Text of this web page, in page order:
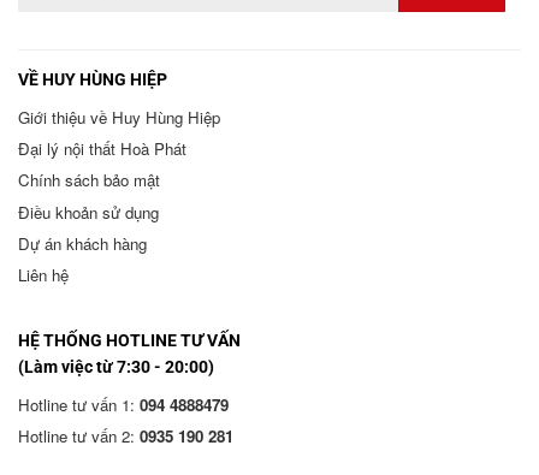
VỀ HUY HÙNG HIỆP
Giới thiệu về Huy Hùng Hiệp
Đại lý nội thất Hoà Phát
Chính sách bảo mật
Điều khoản sử dụng
Dự án khách hàng
Liên hệ
HỆ THỐNG HOTLINE TƯ VẤN
(Làm việc từ 7:30 - 20:00)
Hotline tư vấn 1: 094 4888479
Hotline tư vấn 2: 0935 190 281